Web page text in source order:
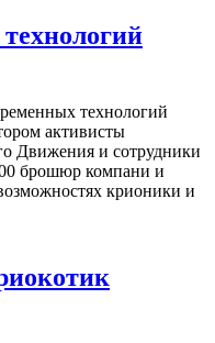
технологий
активисты
Движения и сотрудники
брошюр компани и
крионики и